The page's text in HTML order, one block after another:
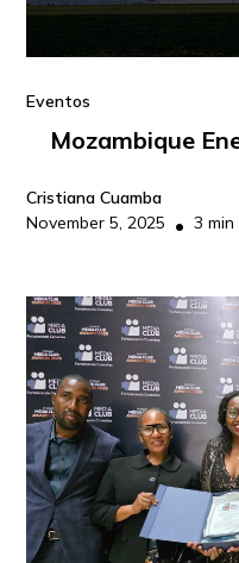
Eventos
Mozambique
Cristiana Cuamba
November 5, 2025 • 3 min